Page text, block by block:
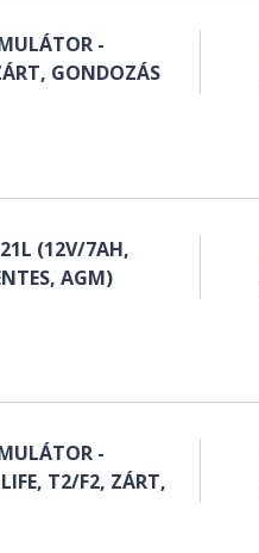
-
GONDOZÁS
(12V/7AH,
AGM)
-
T2/F2, ZÁRT,